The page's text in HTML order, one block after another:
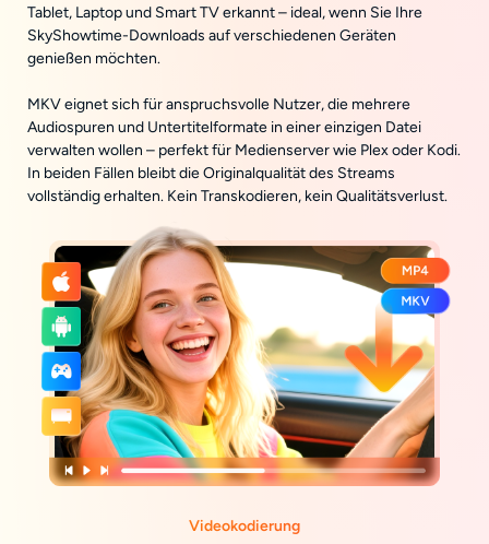
Tablet, Laptop und Smart TV erkannt – ideal, wenn Sie Ihre
SkyShowtime-Downloads auf verschiedenen Geräten
genießen möchten.
MKV eignet sich für anspruchsvolle Nutzer, die mehrere
Audiospuren und Untertitelformate in einer einzigen Datei
verwalten wollen – perfekt für Medienserver wie Plex oder Kodi.
In beiden Fällen bleibt die Originalqualität des Streams
vollständig erhalten. Kein Transkodieren, kein Qualitätsverlust.
Videokodierung